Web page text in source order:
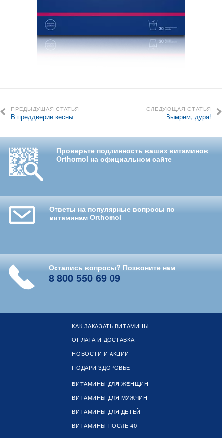
ПРЕДЫДУЩАЯ СТАТЬЯ
В преддверии весны
СЛЕДУЮЩАЯ СТАТЬЯ
Вымрем, дура!
Проверьте подлинность ваших витаминов
Orthomol на официальном сайте
Ответы на популярные вопросы по
витаминам Orthomol
Остались вопросы? Позвоните нам
8 800 550 69 09
КАК ЗАКАЗАТЬ ВИТАМИНЫ
ОПЛАТА И ДОСТАВКА
НОВОСТИ И АКЦИИ
ПОДАРИ ЗДОРОВЬЕ
ВИТАМИНЫ ДЛЯ ЖЕНЩИН
ВИТАМИНЫ ДЛЯ МУЖЧИН
ВИТАМИНЫ ДЛЯ ДЕТЕЙ
ВИТАМИНЫ ПОСЛЕ 40